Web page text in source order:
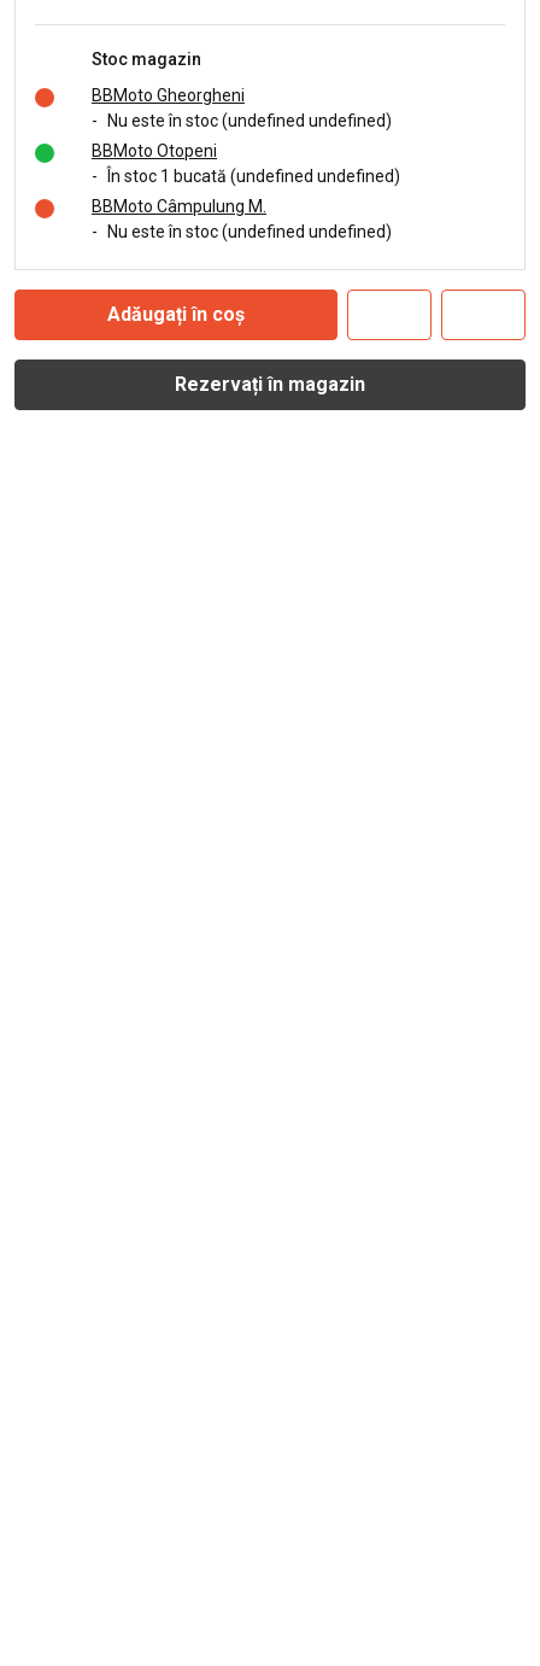
Stoc magazin
BBMoto Gheorgheni
-
Nu este în stoc (undefined undefined)
BBMoto Otopeni
-
În stoc 1 bucată (undefined undefined)
BBMoto Câmpulung M.
-
Nu este în stoc (undefined undefined)
Adăugați în coș
Rezervați în magazin